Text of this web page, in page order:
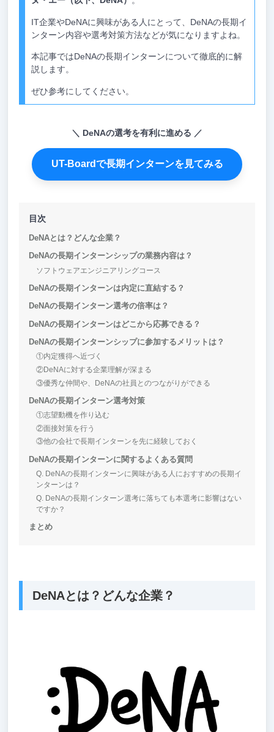
IT企業やDeNAに興味がある人にとって、DeNAの長期イ
ンターン内容や選考対策方法などが気になりますよね。
本記事ではDeNAの長期インターンについて徹底的に解
説します。
ぜひ参考にしてください。
DeNAの選考を有利に進める
UT-Boardで長期インターンを見てみる
目次
DeNAとは？どんな企業？
DeNAの長期インターンシップの業務内容は？
ソフトウェアエンジニアリングコース
DeNAの長期インターンは内定に直結する？
DeNAの長期インターン選考の倍率は？
DeNAの長期インターンはどこから応募できる？
DeNAの長期インターンシップに参加するメリットは？
①内定獲得へ近づく
②DeNAに対する企業理解が深まる
③優秀な仲間や、DeNAの社員とのつながりができる
DeNAの長期インターン選考対策
①志望動機を作り込む
②面接対策を行う
③他の会社で長期インターンを先に経験しておく
DeNAの長期インターンに関するよくある質問
Q. DeNAの長期インターンに興味がある人におすすめの長期イ
ンターンは？
Q. DeNAの長期インターン選考に落ちても本選考に影響はない
ですか？
まとめ
DeNAとは？どんな企業？